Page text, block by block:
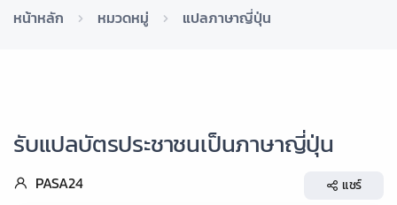
หน้าหลัก หมวดหมู่ แปลภาษาญี่ปุ่น
รับแปลบัตรประชาชนเป็นภาษาญี่ปุ่น
PASA24 แชร์